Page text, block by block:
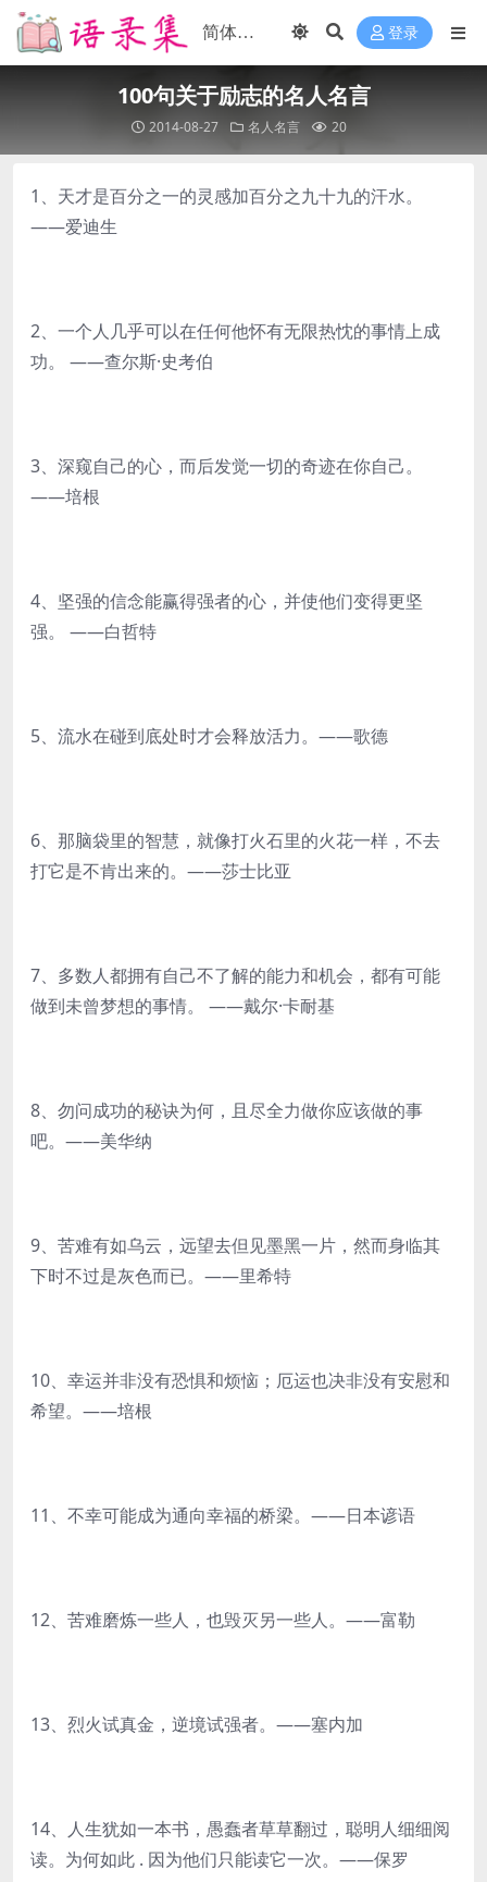
登录
100句关于励志的名人名言
2014-08-27 名人名言 20
1、天才是百分之一的灵感加百分之九十九的汗水。
——爱迪生
2、一个人几乎可以在任何他怀有无限热忱的事情上成
功。 ——查尔斯·史考伯
3、深窥自己的心，而后发觉一切的奇迹在你自己。
——培根
4、坚强的信念能赢得强者的心，并使他们变得更坚
强。 ——白哲特
5、流水在碰到底处时才会释放活力。——歌德
6、那脑袋里的智慧，就像打火石里的火花一样，不去
打它是不肯出来的。——莎士比亚
7、多数人都拥有自己不了解的能力和机会，都有可能
做到未曾梦想的事情。 ——戴尔·卡耐基
8、勿问成功的秘诀为何，且尽全力做你应该做的事
吧。——美华纳
9、苦难有如乌云，远望去但见墨黑一片，然而身临其
下时不过是灰色而已。——里希特
10、幸运并非没有恐惧和烦恼；厄运也决非没有安慰和
希望。——培根
11、不幸可能成为通向幸福的桥梁。——日本谚语
12、苦难磨炼一些人，也毁灭另一些人。——富勒
13、烈火试真金，逆境试强者。——塞内加
14、人生犹如一本书，愚蠢者草草翻过，聪明人细细阅
读。为何如此 . 因为他们只能读它一次。——保罗